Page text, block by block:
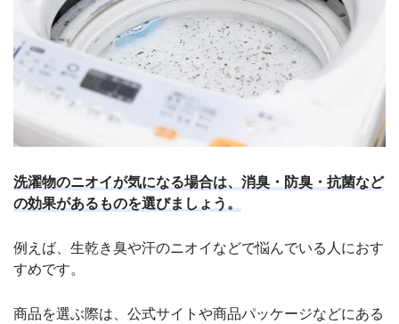
洗濯物のニオイが気になる場合は、消臭・防臭・抗菌など
の効果があるものを選びましょう。
例えば、生乾き臭や汗のニオイなどで悩んでいる人におす
すめです。
商品を選ぶ際は、公式サイトや商品パッケージなどにある